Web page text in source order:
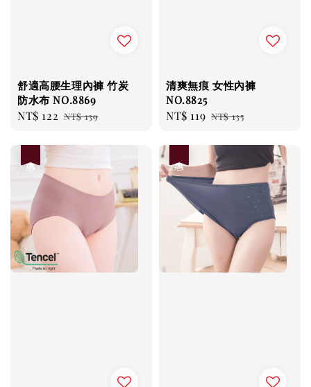
舒適高腰生理內褲 竹炭
防水布 NO.8869
Sale
NT$ 122 Regular
NT$ 139
清爽無痕 女性內褲
NO.8825
Sale
NT$ 119 Regular
NT$ 135